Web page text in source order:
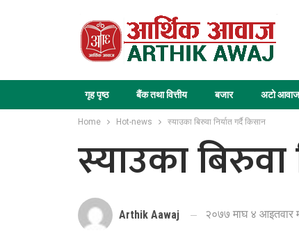
गृह पृष्ठ बैंक तथा वित्तीय बजार अटो आवाज
Home Hot-news स्याउका बिरुवा निर्यात गर्दै किसान
स्याउका बिरुवा
Arthik Aawaj २०७७ माघ ४ आइतवार